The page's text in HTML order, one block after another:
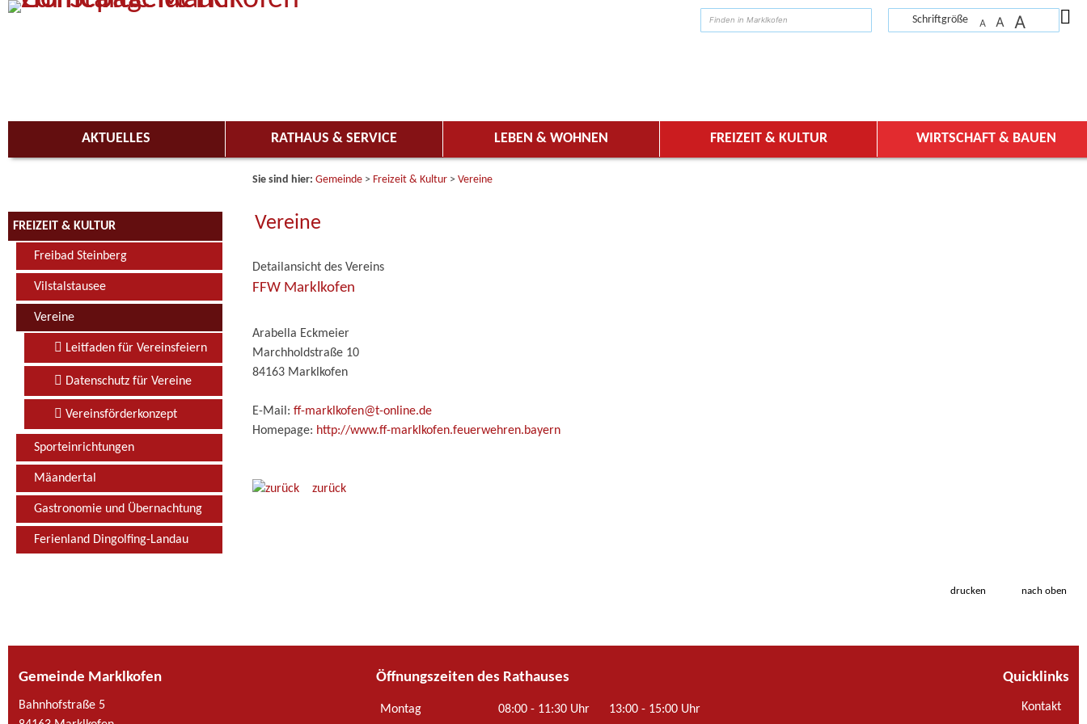
Zum Inhalt, zur Navigationoderzur Startseitespringen.
Schriftgröße A A A
AKTUELLES RATHAUS & SERVICE LEBEN & WOHNEN FREIZEIT & KULTUR WIRTSCHAFT & BAUEN
FREIZEIT & KULTUR
Freibad Steinberg
Vilstalstausee
Vereine
Leitfaden für Vereinsfeiern
Datenschutz für Vereine
Vereinsförderkonzept
Sporteinrichtungen
Mäandertal
Gastronomie und Übernachtung
Ferienland Dingolfing-Landau
Sie sind hier: Gemeinde > Freizeit & Kultur > Vereine
Vereine
Detailansicht des Vereins
FFW Marklkofen
Arabella Eckmeier
Marchholdstraße 10
84163 Marklkofen
E-Mail: ff-marklkofen@t-online.de
Homepage: http://www.ff-marklkofen.feuerwehren.bayern
zurück
drucken nach oben
Gemeinde Marklkofen
Bahnhofstraße 5
Öffnungszeiten des Rathauses
Montag 08:00 - 11:30 Uhr 13:00 - 15:00 Uhr
Quicklinks
Kontakt